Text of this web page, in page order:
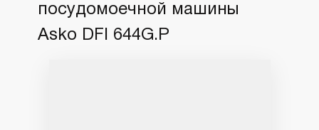
Уход за бельем
посудомоечной машины
Asko DFI 644G.P